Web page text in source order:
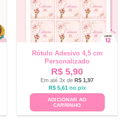
Rótulo Adesivo 4,5 cm
Personalizado
R$ 5,90
Em até 3x de R$ 1,97
R$5,61 no pix
ADICIONAR AO
CARRINHO